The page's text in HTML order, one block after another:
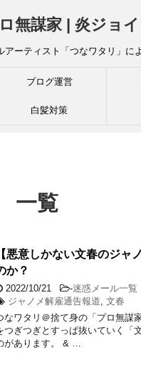
無謀家 | 炎ジョ
アーティスト「つなワタリ」
ブログ運営
白髪対策
一覧
【悪意しかない文春のジャ
か？
2022/10/21 -迷惑メール一覧
ジャノメ解雇通告報道, 文春
なワタリ＠捨て身の「プロ無謀
つぎつぎとすっぱ抜いていく「
があります。 & …